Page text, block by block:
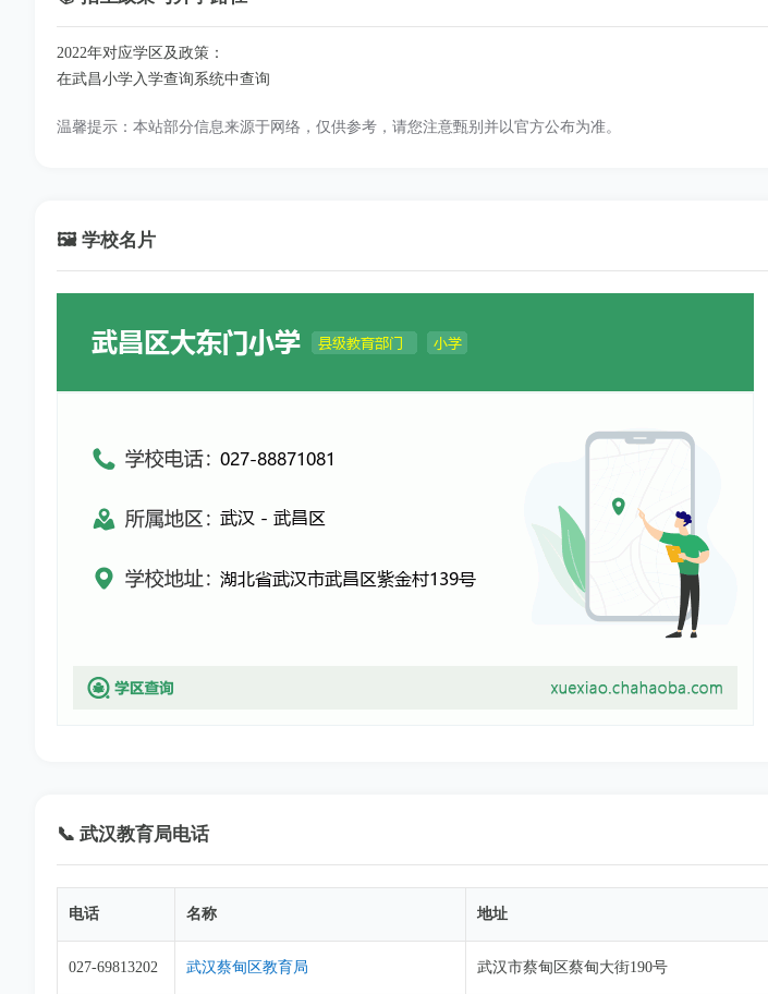
2022年对应学区及政策：
在武昌小学入学查询系统中查询
温馨提示：本站部分信息来源于网络，仅供参考，请您注意甄别并以官方公布为准。
🖼️ 学校名片
📞 武汉教育局电话
电话 名称 地址
027-69813202 武汉蔡甸区教育局 武汉市蔡甸区蔡甸大街190号